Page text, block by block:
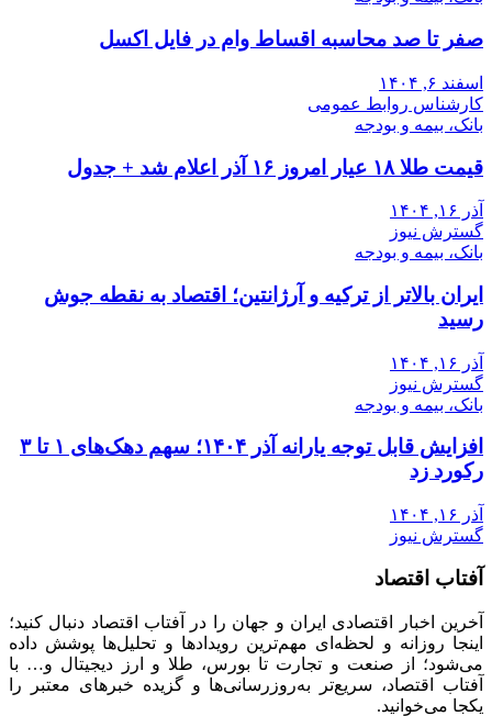
صفر تا صد محاسبه اقساط وام در فایل اکسل
اسفند ۶, ۱۴۰۴
کارشناس روابط عمومی
بانک، بیمه و بودجه
قیمت طلا ۱۸ عیار امروز ۱۶ آذر اعلام شد + جدول
آذر ۱۶, ۱۴۰۴
گسترش نیوز
بانک، بیمه و بودجه
ایران بالاتر از ترکیه و آرژانتین؛ اقتصاد به نقطه جوش
رسید
آذر ۱۶, ۱۴۰۴
گسترش نیوز
بانک، بیمه و بودجه
افزایش قابل توجه یارانه آذر ۱۴۰۴؛ سهم دهک‌های ۱ تا ۳
رکورد زد
آذر ۱۶, ۱۴۰۴
گسترش نیوز
آفتاب اقتصاد
آخرین اخبار اقتصادی ایران و جهان را در آفتاب اقتصاد دنبال کنید؛
اینجا روزانه و لحظه‌ای مهم‌ترین رویدادها و تحلیل‌ها پوشش داده
می‌شود؛ از صنعت و تجارت تا بورس، طلا و ارز دیجیتال و… با
آفتاب اقتصاد، سریع‌تر به‌روزرسانی‌ها و گزیده خبرهای معتبر را
یکجا می‌خوانید.